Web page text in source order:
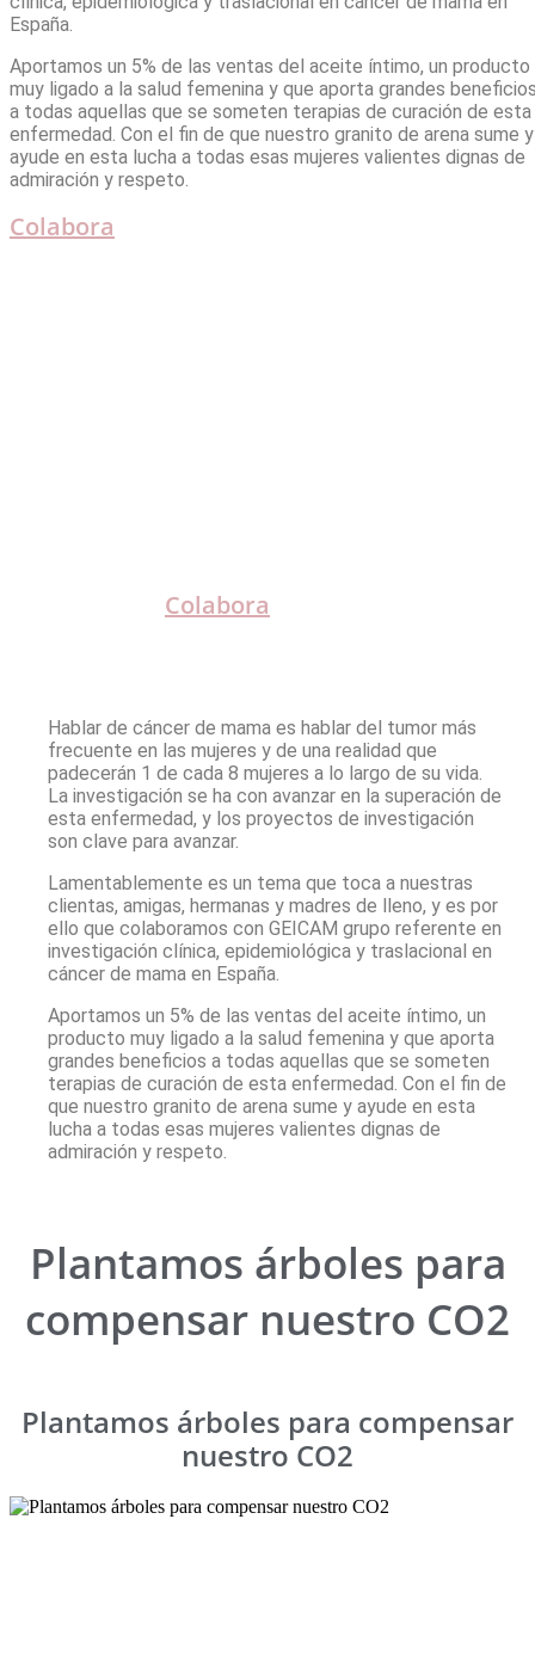
España.
Aportamos un 5% de las ventas del aceite íntimo, un producto
muy ligado a la salud femenina y que aporta grandes
a todas aquellas que se someten terapias de curación de esta
enfermedad. Con el ﬁn de que nuestro granito de arena sume y
ayude en esta lucha a todas esas mujeres valientes dignas de
admiración y respeto.
Colabora
Colabora
Hablar de cáncer de mama es hablar del tumor más
frecuente en las mujeres y de una realidad que
padecerán 1 de cada 8 mujeres a lo largo de su vida.
La investigación se ha con avanzar en la superación de
esta enfermedad, y los proyectos de investigación
son clave para avanzar.
Lamentablemente es un tema que toca a nuestras
clientas, amigas, hermanas y madres de lleno, y es por
ello que colaboramos con GEICAM grupo referente en
investigación clínica, epidemiológica y traslacional en
cáncer de mama en España.
Aportamos un 5% de las ventas del aceite íntimo, un
producto muy ligado a la salud femenina y que aporta
grandes beneﬁcios a todas aquellas que se someten
terapias de curación de esta enfermedad. Con el ﬁn de
que nuestro granito de arena sume y ayude en esta
lucha a todas esas mujeres valientes dignas de
admiración y respeto.
Plantamos árboles para
compensar nuestro CO2
Plantamos árboles para compensar
nuestro CO2